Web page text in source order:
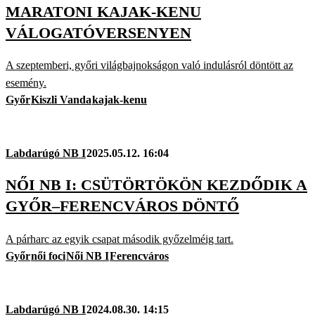
MARATONI KAJAK-KENU
VÁLOGATÓVERSENYEN
A szeptemberi, győri világbajnokságon való indulásról döntött az
esemény.
GyőrKiszli Vandakajak-kenu
Labdarúgó NB I2025.05.12. 16:04
NŐI NB I: CSÜTÖRTÖKÖN KEZDŐDIK A
GYŐR–FERENCVÁROS DÖNTŐ
A párharc az egyik csapat második győzelméig tart.
Győrnői fociNői NB IFerencváros
Labdarúgó NB I2024.08.30. 14:15